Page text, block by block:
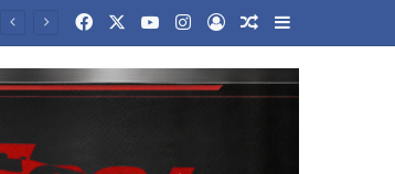
FacebookYouTubeInstagram
Log InRandom Article
Sidebar